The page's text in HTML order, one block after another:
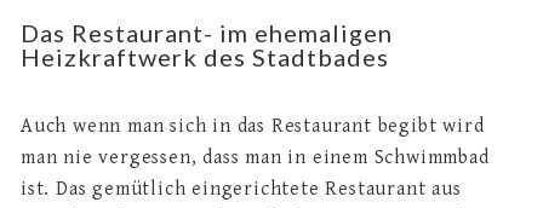
Das Restaurant- im ehemaligen
Heizkraftwerk des Stadtbades
Auch wenn man sich in das Restaurant begibt wird
man nie vergessen, dass man in einem Schwimmbad
ist. Das gemütlich eingerichtete Restaurant aus